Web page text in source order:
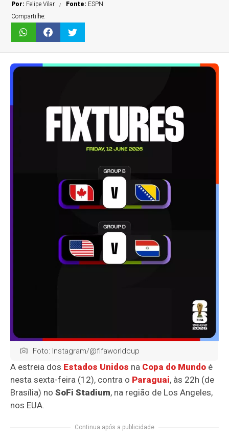
Por: Felipe Vilar Fonte: ESPN
Compartilhe:
Foto: Instagram/@fifaworldcup
A estreia dos Estados Unidos na Copa do Mundo é
nesta sexta-feira (12), contra o Paraguai, às 22h (de
Brasília) no SoFi Stadium, na região de Los Angeles,
nos EUA.
Continua após a publicidade